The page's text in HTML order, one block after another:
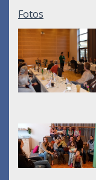
Fotos